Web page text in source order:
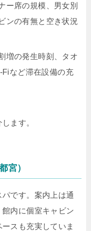
ー席の規模、男女別
ンの有無と空き状況
増の発生時刻、タオ
Fiなど滞在設備の充
ます。
宮）
です。案内上は通
内に個室キャビン
スも充実していま